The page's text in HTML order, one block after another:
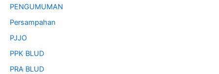
PENGUMUMAN
Persampahan
PJJO
PPK BLUD
PRA BLUD